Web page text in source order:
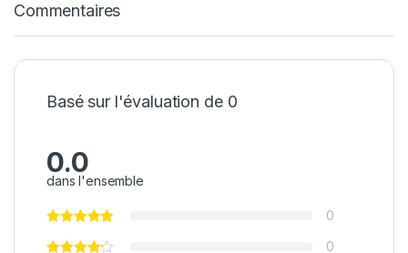
Commentaires
Basé sur l'évaluation de 0
0.0
dans l'ensemble
0
0